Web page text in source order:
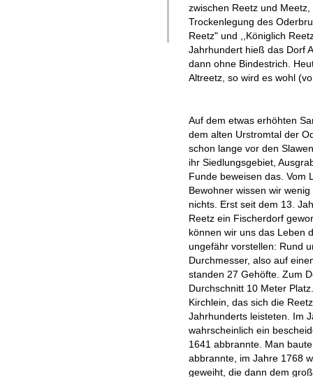
zwischen Reetz und
Trockenlegung des
Reetz" und ,,Königlich
Jahrhundert hieß das Dorf
dann ohne Bindestrich.
Altreetz, so wird es wohl
Auf dem etwas erhöhten
dem alten Urstromtal der
schon lange vor den
ihr Siedlungsgebiet,
Funde beweisen das. Vom
Bewohner wissen wir
nichts. Erst seit dem 13.
Reetz ein Fischerdorf
können wir uns das Leben
ungefähr vorstellen: Rund
Durchmesser, also auf
standen 27 Gehöfte. Zum
Durchschnitt 10 Meter
Kirchlein, das sich die
Jahrhunderts leisteten. Im
wahrscheinlich ein
1641 abbrannte. Man
abbrannte, im Jahre 1768
geweiht, die dann dem